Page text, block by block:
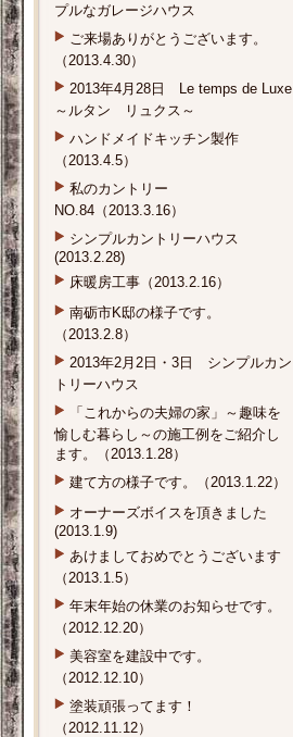
プルなガレージハウス
ご来場ありがとうございます。
（2013.4.30）
2013年4月28日 Le temps de Luxe
～ルタン リュクス～
ハンドメイドキッチン製作
（2013.4.5）
私のカントリー
NO.84（2013.3.16）
シンプルカントリーハウス
(2013.2.28)
床暖房工事（2013.2.16）
南砺市K邸の様子です。
（2013.2.8）
2013年2月2日・3日 シンプルカン
トリーハウス
「これからの夫婦の家」～趣味を
愉しむ暮らし～の施工例をご紹介し
ます。（2013.1.28）
建て方の様子です。（2013.1.22）
オーナーズボイスを頂きました
(2013.1.9)
あけましておめでとうございます
（2013.1.5）
年末年始の休業のお知らせです。
（2012.12.20）
美容室を建設中です。
（2012.12.10）
塗装頑張ってます！
（2012.11.12）